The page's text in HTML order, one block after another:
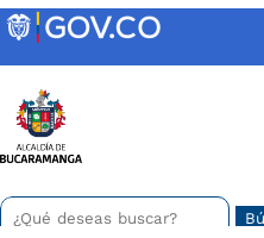
Skip
to
Buscar:
Search
for...